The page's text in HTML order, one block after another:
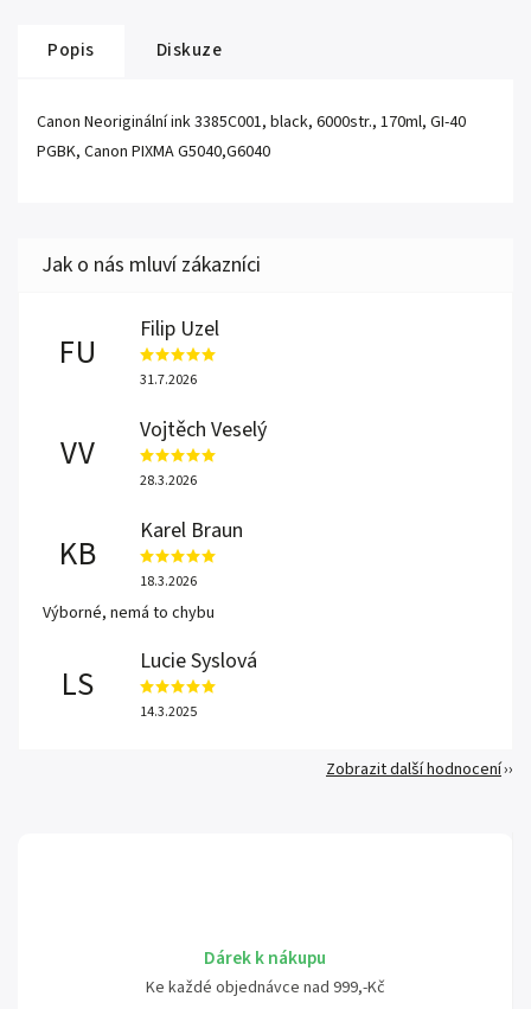
Dárek k nákupu
Ke každé objednávce nad 999,-Kč
Popis Diskuze
Canon Neoriginální ink 3385C001, black, 6000str., 170ml, GI-40
PGBK, Canon PIXMA G5040,G6040
FU
Filip Uzel
31.7.2026
VV
Vojtěch Veselý
28.3.2026
KB
Karel Braun
18.3.2026
Výborné, nemá to chybu
LS
Lucie Syslová
14.3.2025
Zobrazit další hodnocení